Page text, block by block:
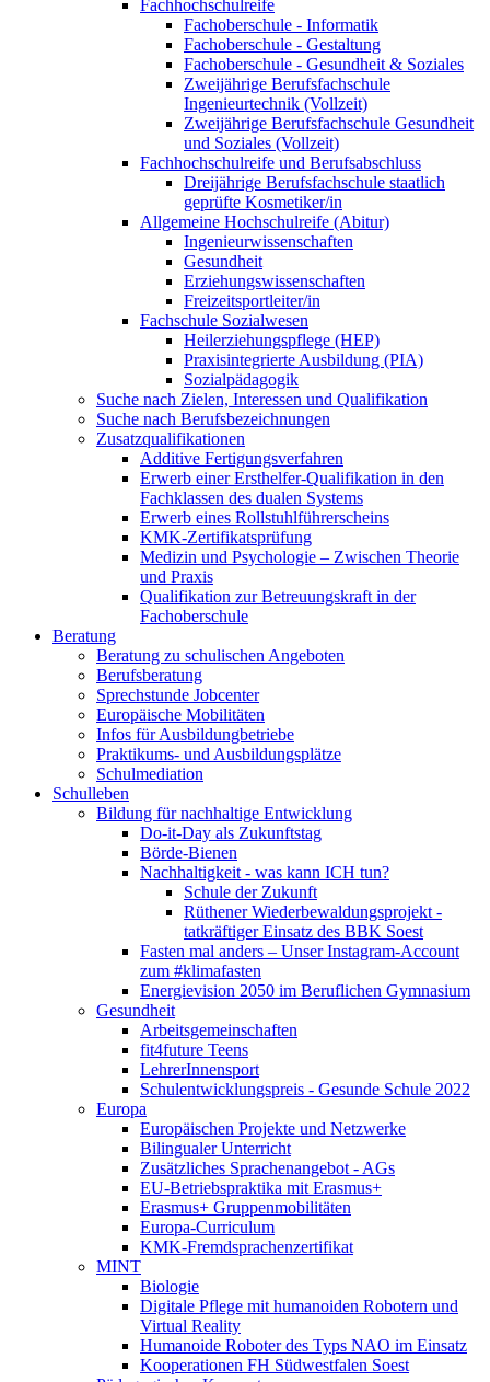
Fachhochschulreife
Fachoberschule - Informatik
Fachoberschule - Gestaltung
Fachoberschule - Gesundheit & Soziales
Zweijährige Berufsfachschule
Ingenieurtechnik (Vollzeit)
Zweijährige Berufsfachschule Gesundheit
und Soziales (Vollzeit)
Fachhochschulreife und Berufsabschluss
Dreijährige Berufsfachschule staatlich
geprüfte Kosmetiker/in
Allgemeine Hochschulreife (Abitur)
Ingenieurwissenschaften
Gesundheit
Erziehungswissenschaften
Freizeitsportleiter/in
Fachschule Sozialwesen
Heilerziehungspflege (HEP)
Praxisintegrierte Ausbildung (PIA)
Sozialpädagogik
Suche nach Zielen, Interessen und Qualifikation
Suche nach Berufsbezeichnungen
Zusatzqualifikationen
Additive Fertigungsverfahren
Erwerb einer Ersthelfer-Qualifikation in den
Fachklassen des dualen Systems
Erwerb eines Rollstuhlführerscheins
KMK-Zertifikatsprüfung
Medizin und Psychologie – Zwischen Theorie
und Praxis
Qualifikation zur Betreuungskraft in der
Fachoberschule
Beratung
Beratung zu schulischen Angeboten
Berufsberatung
Sprechstunde Jobcenter
Europäische Mobilitäten
Infos für Ausbildungbetriebe
Praktikums- und Ausbildungsplätze
Schulmediation
Schulleben
Bildung für nachhaltige Entwicklung
Do-it-Day als Zukunftstag
Börde-Bienen
Nachhaltigkeit - was kann ICH tun?
Schule der Zukunft
Rüthener Wiederbewaldungsprojekt -
tatkräftiger Einsatz des BBK Soest
Fasten mal anders – Unser Instagram-Account
zum #klimafasten
Energievision 2050 im Beruflichen Gymnasium
Gesundheit
Arbeitsgemeinschaften
fit4future Teens
LehrerInnensport
Schulentwicklungspreis - Gesunde Schule 2022
Europa
Europäischen Projekte und Netzwerke
Bilingualer Unterricht
Zusätzliches Sprachenangebot - AGs
EU-Betriebspraktika mit Erasmus+
Erasmus+ Gruppenmobilitäten
Europa-Curriculum
KMK-Fremdsprachenzertifikat
MINT
Biologie
Digitale Pflege mit humanoiden Robotern und
Virtual Reality
Humanoide Roboter des Typs NAO im Einsatz
Kooperationen FH Südwestfalen Soest